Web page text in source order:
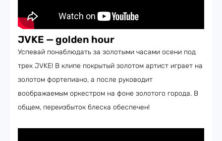
JVKE — golden hour
Успевай понаблюдать за золотыми часами осени под
трек JVKE! В клипе покрытый золотом артист играет на
золотом фортепиано, а после руководит
воображаемым оркестром на фоне золотого города. В
общем, переизбыток блеска обеспечен!